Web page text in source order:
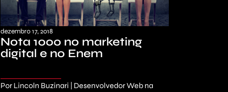
dezembro 17, 2018
Nota 1000 no marketing
digital e no Enem
Por Lincoln Buzinari | Desenvolvedor Web na